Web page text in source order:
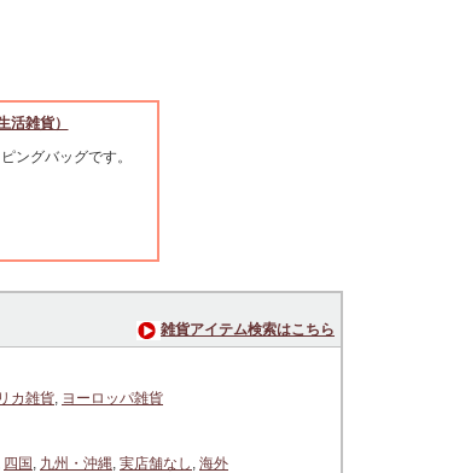
雑貨）
ングバッグです。
雑貨アイテム検索はこちら
カ雑貨, ヨーロッパ雑貨
四国 , 九州・沖縄, 実店舗なし , 海外